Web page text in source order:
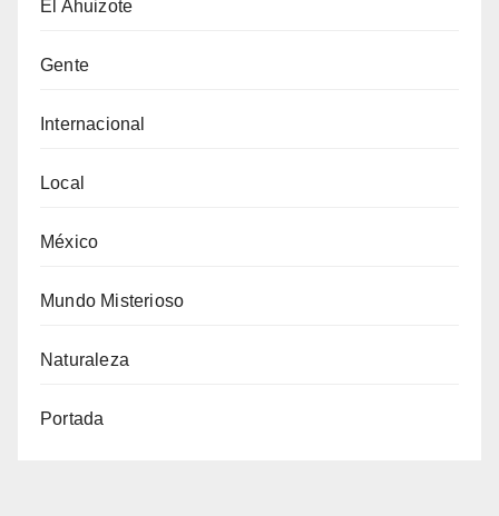
El Ahuizote
Gente
Internacional
Local
México
Mundo Misterioso
Naturaleza
Portada